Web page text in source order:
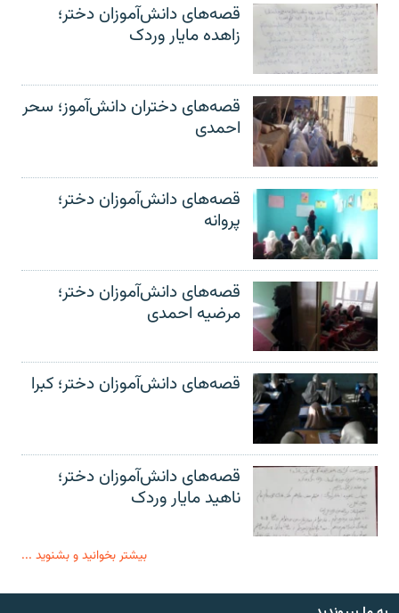
قصه‌های دانش‌آموزان دختر؛
زاهده مایار وردک
قصه‌های دختران دانش‌آموز؛ سحر
احمدی
قصه‌های دانش‌آموزان دختر؛
پروانه
قصه‌های دانش‌آموزان دختر؛
مرضیه احمدی
قصه‌های دانش‌آموزان دختر؛ کبرا
قصه‌های دانش‌آموزان دختر؛
ناهید مایار وردک
بیشتر بخوانید و بشنوید ...